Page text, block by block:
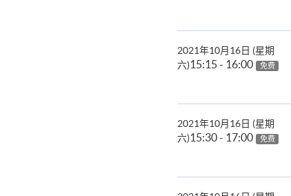
2021年10月16日 (星期
六)15:15 - 16:00 免费
2021年10月16日 (星期
六)15:30 - 17:00 免费